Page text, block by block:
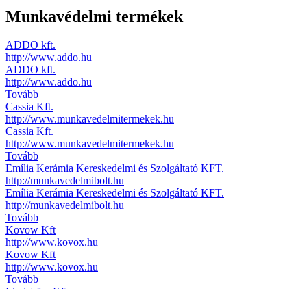
Munkavédelmi termékek
ADDO kft.
http://www.addo.hu
ADDO kft.
http://www.addo.hu
Tovább
Cassia Kft.
http://www.munkavedelmitermekek.hu
Cassia Kft.
http://www.munkavedelmitermekek.hu
Tovább
Emília Kerámia Kereskedelmi és Szolgáltató KFT.
http://munkavedelmibolt.hu
Emília Kerámia Kereskedelmi és Szolgáltató KFT.
http://munkavedelmibolt.hu
Tovább
Kovow Kft
http://www.kovox.hu
Kovow Kft
http://www.kovox.hu
Tovább